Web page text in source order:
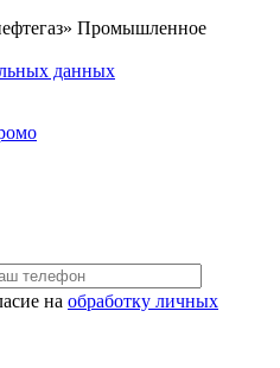
Промышленное
данных
на обработку личных